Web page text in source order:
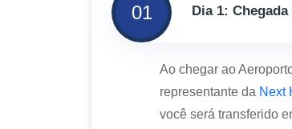
01 Dia 1:
Ao chegar ao
representante da Next
você será transferido